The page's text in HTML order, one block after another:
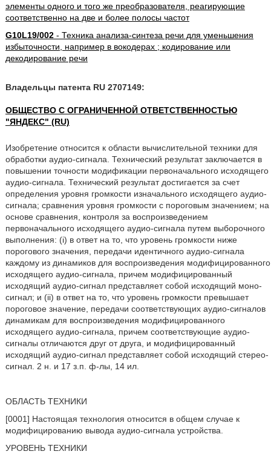
элементы одного и того же преобразователя, реагирующие
соответственно на две и более полосы частот
G10L19/002- Техника анализа-синтеза речи для уменьшения
избыточности, например в вокодерах ; кодирование или
декодирование речи
Владельцы патента RU 2707149:
ОБЩЕСТВО С ОГРАНИЧЕННОЙ ОТВЕТСТВЕННОСТЬЮ
"ЯНДЕКС" (RU)
Изобретение относится к области вычислительной техники для
обработки аудио-сигнала. Технический результат заключается в
повышении точности модификации первоначального исходящего
аудио-сигнала. Технический результат достигается за счет
определения уровня громкости изначального исходящего аудио-
сигнала; сравнения уровня громкости с пороговым значением; на
основе сравнения, контроля за воспроизведением
первоначального исходящего аудио-сигнала путем выборочного
выполнения: (i) в ответ на то, что уровень громкости ниже
порогового значения, передачи идентичного аудио-сигнала
каждому из динамиков для воспроизведения модифицированного
исходящего аудио-сигнала, причем модифицированный
исходящий аудио-сигнал представляет собой исходящий моно-
сигнал; и (ii) в ответ на то, что уровень громкости превышает
пороговое значение, передачи соответствующих аудио-сигналов
динамикам для воспроизведения модифицированного
исходящего аудио-сигнала, причем соответствующие аудио-
сигналы отличаются друг от друга, и модифицированный
исходящий аудио-сигнал представляет собой исходящий стерео-
сигнал. 2 н. и 17 з.п. ф-лы, 14 ил.
ОБЛАСТЬ ТЕХНИКИ
[0001] Настоящая технология относится в общем случае к
модифицированию вывода аудио-сигнала устройства.
УРОВЕНЬ ТЕХНИКИ